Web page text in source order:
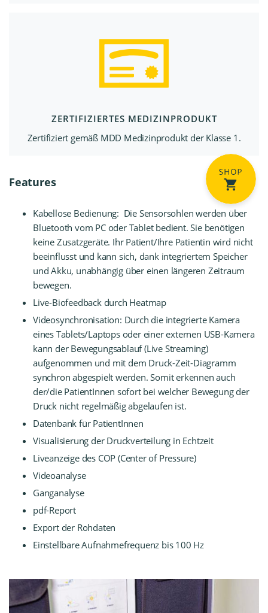
ZERTIFIZIERTES MEDIZINPRODUKT
Zertifiziert gemäß MDD Medizinprodukt der Klasse 1.
Features
Kabellose Bedienung: Die Sensorsohlen werden über
Bluetooth vom PC oder Tablet bedient. Sie benötigen
keine Zusatzgeräte. Ihr Patient/Ihre Patientin wird nicht
beeinflusst und kann sich, dank integriertem Speicher
und Akku, unabhängig über einen längeren Zeitraum
bewegen.
Live-Biofeedback durch Heatmap
Videosynchronisation: Durch die integrierte Kamera
eines Tablets/Laptops oder einer externen USB-Kamera
kann der Bewegungsablauf (Live Streaming)
aufgenommen und mit dem Druck-Zeit-Diagramm
synchron abgespielt werden. Somit erkennen auch
der/die PatientInnen sofort bei welcher Bewegung der
Druck nicht regelmäßig abgelaufen ist.
Datenbank für PatientInnen
Visualisierung der Druckverteilung in Echtzeit
Liveanzeige des COP (Center of Pressure)
Videoanalyse
Ganganalyse
pdf-Report
Export der Rohdaten
Einstellbare Aufnahmefrequenz bis 100 Hz